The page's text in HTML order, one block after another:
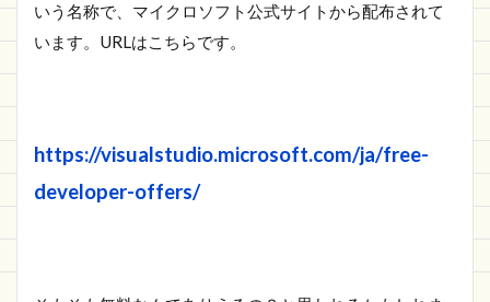
いう名称で、マイクロソフト公式サイトから配布されて
います。URLはこちらです。
https://visualstudio.microsoft.com/ja/free-
developer-offers/